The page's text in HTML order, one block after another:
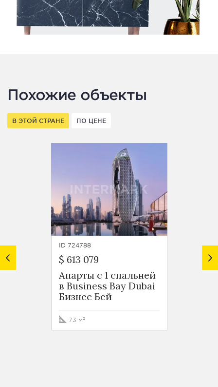
Похожие объекты
В ЭТОЙ СТРАНЕ ПО ЦЕНЕ
ID 724788
$ 613 079
Апарты с 1 спальней
в Business Bay Dubai
Бизнес Бей
73 м²
ID
$ 599